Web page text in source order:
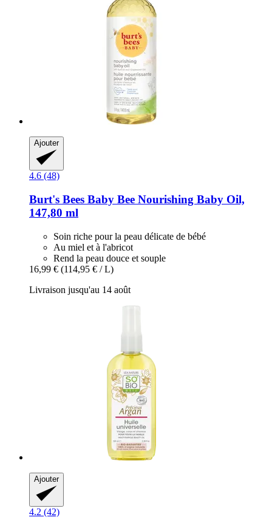
Ajouter
4.6 (48)
Burt's Bees Baby Bee Nourishing Baby Oil,
147,80 ml
Soin riche pour la peau délicate de bébé
Au miel et à l'abricot
Rend la peau douce et souple
16,99 € (114,95 € / L)
Livraison jusqu'au 14 août
Ajouter
4.2 (42)